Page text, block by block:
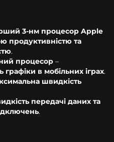
3-нм процесор Apple
продуктивністю та
.
процесор –
графіки в мобільних іграх.
швидкість
передачі даних та
.